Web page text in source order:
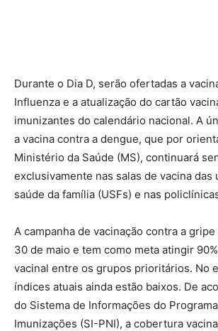
Durante o Dia D, serão ofertadas a
Influenza e a atualização do cartão
imunizantes do calendário nacional. A
a vacina contra a dengue, que por
Ministério da Saúde (MS), continuará
exclusivamente nas salas de vacina das
saúde da família (USFs) e nas
A campanha de vacinação contra a
30 de maio e tem como meta atingir
vacinal entre os grupos prioritários. No
índices atuais ainda estão baixos. De
do Sistema de Informações do
Imunizações (SI-PNI), a cobertura